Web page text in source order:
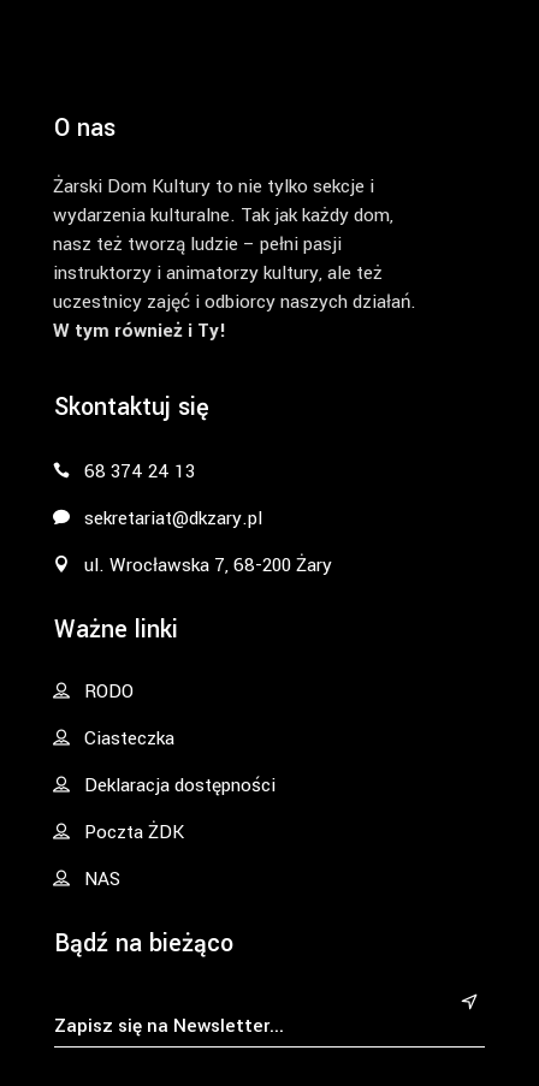
O nas
Żarski Dom Kultury to nie tylko sekcje i
wydarzenia kulturalne. Tak jak każdy dom,
nasz też tworzą ludzie – pełni pasji
instruktorzy i animatorzy kultury, ale też
uczestnicy zajęć i odbiorcy naszych działań.
W tym również i Ty!
Skontaktuj się
68 374 24 13
sekretariat@dkzary.pl
ul. Wrocławska 7, 68-200 Żary
Ważne linki
RODO
Ciasteczka
Deklaracja dostępności
Poczta ŻDK
NAS
Bądź na bieżąco
&